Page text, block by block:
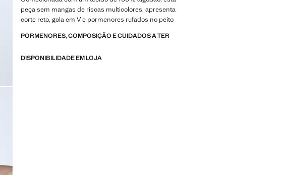
peça sem mangas de riscas multicolores, apresenta
corte reto, gola em V e pormenores rufados no peito
PORMENORES, COMPOSIÇÃO E CUIDADOS A TER
DISPONIBILIDADE EM LOJA